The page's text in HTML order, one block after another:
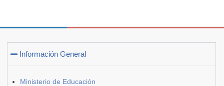
Información General
Ministerio de Educación